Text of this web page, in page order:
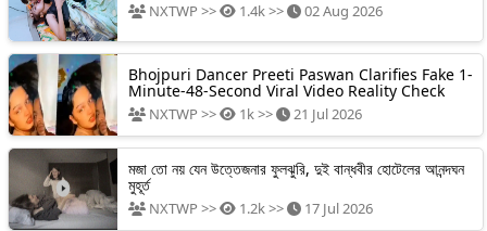
NXTWP >> 1.4k >> 02 Aug 2026
Bhojpuri Dancer Preeti Paswan Clarifies Fake 1-
Minute-48-Second Viral Video Reality Check
NXTWP >> 1k >> 21 Jul 2026
মজা তো নয় যেন উত্তেজনার ফুলঝুরি, দুই বান্ধবীর হোটেলের আনন্দঘন
মুহূর্ত
NXTWP >> 1.2k >> 17 Jul 2026